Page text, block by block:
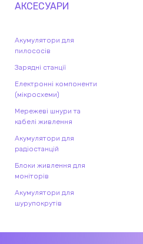
АКСЕСУАРИ
Акумулятори для
пилососів
Зарядні станції
Електронні компоненти
(мікросхеми)
Мережеві шнури та
кабелі живлення
Акумулятори для
радіостанцій
Блоки живлення для
моніторів
Акумулятори для
шурупокрутів